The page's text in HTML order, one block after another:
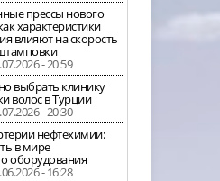
прессы нового
характеристики
влияют на скорость
- 20:59
выбрать клинику
волос в Турции
- 20:30
нефтехимии:
в мире
оборудования
- 16:28